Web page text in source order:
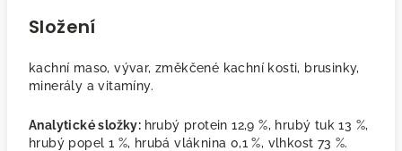
Složení
kachní maso, vývar, změkčené kachní kosti, brusinky,
minerály a vitamíny.
Analytické složky: hrubý protein 12,9 %, hrubý tuk 13 %,
hrubý popel 1 %, hrubá vláknina 0,1 %, vlhkost 73 %.